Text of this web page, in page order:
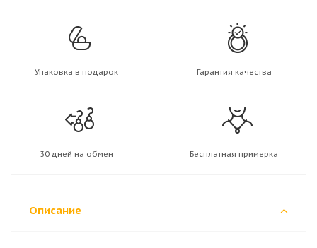
Упаковка в подарок Гарантия качества
30 дней на обмен Бесплатная примерка
Описание